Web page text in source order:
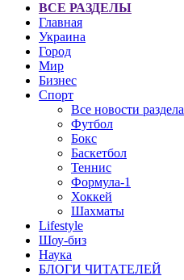
ВСЕ РАЗДЕЛЫ
Главная
Украина
Город
Мир
Бизнес
Спорт
Все новости раздела
Футбол
Бокс
Баскетбол
Теннис
Формула-1
Хоккей
Шахматы
Lifestyle
Шоу-биз
Наука
БЛОГИ ЧИТАТЕЛЕЙ